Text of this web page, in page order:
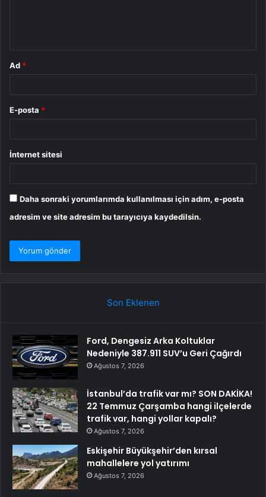
Ad *
E-posta *
İnternet sitesi
Daha sonraki yorumlarımda kullanılması için adım, e-posta
adresim ve site adresim bu tarayıcıya kaydedilsin.
Son Eklenen
Ford, Dengesiz Arka Koltuklar
Nedeniyle 387.911 SUV’u Geri Çağırdı
Ağustos 7, 2026
İstanbul’da trafik var mı? SON DAKİKA!
22 Temmuz Çarşamba hangi ilçelerde
trafik var, hangi yollar kapalı?
Ağustos 7, 2026
Eskişehir Büyükşehir’den kırsal
mahallelere yol yatırımı
Ağustos 7, 2026